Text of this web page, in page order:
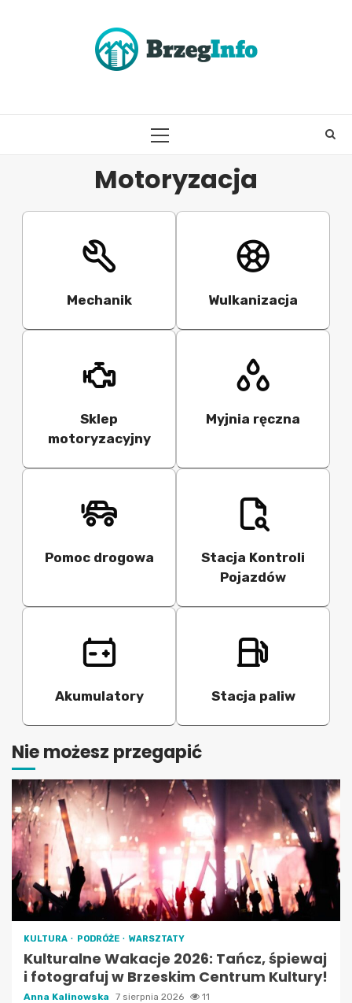
PRIMARY
Motoryzacja
Mechanik Wulkanizacja
Sklep
motoryzacyjny
Myjnia ręczna
Pomoc drogowa
Stacja Kontroli
Pojazdów
Akumulatory Stacja paliw
Nie możesz przegapić
KULTURA PODRÓŻE WARSZTATY
Kulturalne Wakacje 2026: Tańcz, śpiewaj
i fotografuj w Brzeskim Centrum Kultury!
Anna Kalinowska 7 sierpnia 2026 11